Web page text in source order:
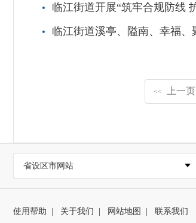
临江街道开展“筑牢合规防线
临江街道溪亭、隘南、幸福
<< 上一页
省设区市网站
使用帮助 关于我们 网站地图 联系我们